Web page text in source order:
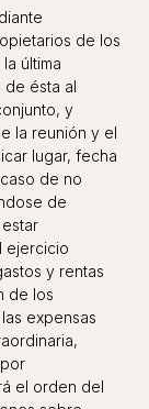
de los
última
de ésta al
y
la reunión y el
lugar, fecha
de no
de
ejercicio
y rentas
de los
expensas
el orden del